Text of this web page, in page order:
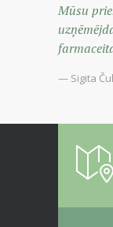
Mūsu
— Sigita